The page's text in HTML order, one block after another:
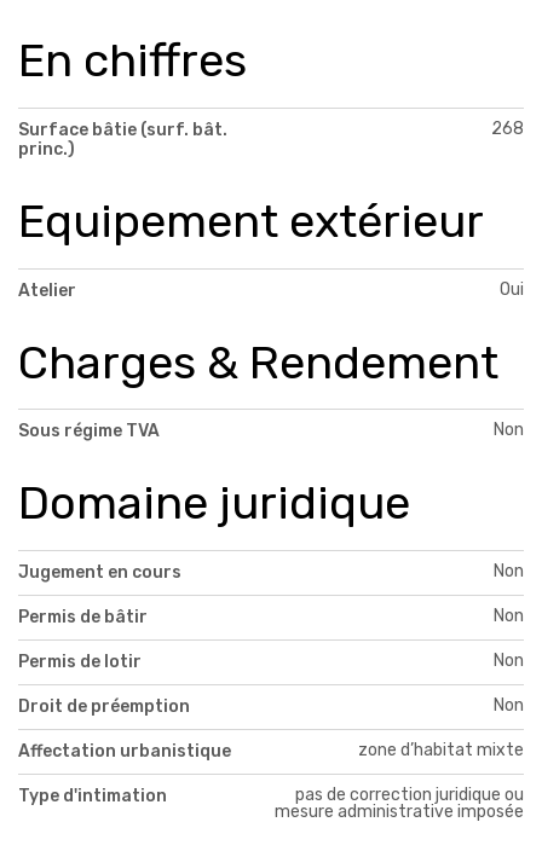
En chiffres
Surface bâtie (surf. bât.
princ.)
268
Equipement extérieur
Atelier Oui
Charges & Rendement
Sous régime TVA Non
Domaine juridique
Jugement en cours Non
Permis de bâtir Non
Permis de lotir Non
Droit de préemption Non
Affectation urbanistique zone d’habitat mixte
Type d'intimation
pas de correction juridique ou
mesure administrative imposée